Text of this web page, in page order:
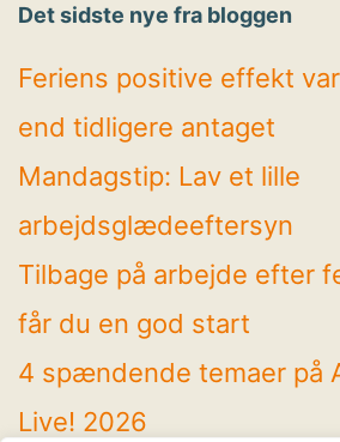
Det sidste nye fra bloggen
Feriens positive effekt
end tidligere antaget
Mandagstip: Lav et lille
arbejdsglædeeftersyn
Tilbage på arbejde efter
får du en god start
4 spændende temaer på
Live! 2026